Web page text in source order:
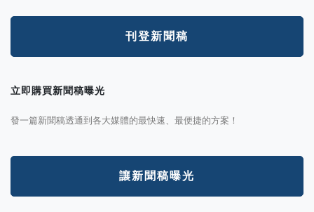
刊登新聞稿
立即購買新聞稿曝光
發一篇新聞稿透通到各大媒體的最快速、最便捷的方案！
讓新聞稿曝光